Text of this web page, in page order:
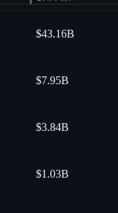
$43.16B
$7.95B
$3.84B
$1.03B